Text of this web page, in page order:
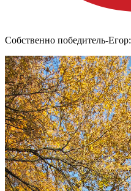
Собственно победитель-Егор: